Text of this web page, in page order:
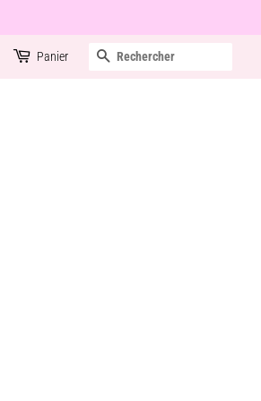
Panier Recherche